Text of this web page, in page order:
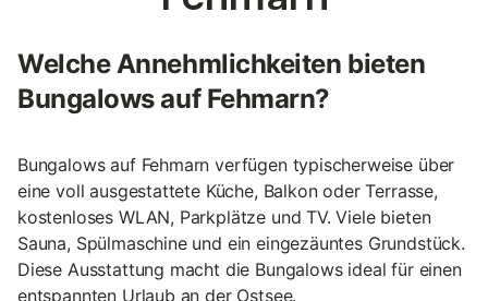
Welche Annehmlichkeiten bieten
Bungalows auf Fehmarn?
Bungalows auf Fehmarn verfügen typischerweise über
eine voll ausgestattete Küche, Balkon oder Terrasse,
kostenloses WLAN, Parkplätze und TV. Viele bieten
Sauna, Spülmaschine und ein eingezäuntes Grundstück.
Diese Ausstattung macht die Bungalows ideal für einen
entspannten Urlaub an der Ostsee.